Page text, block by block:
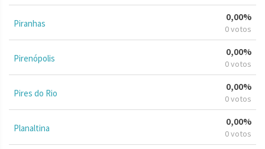
Piranhas
0,00%
0 votos
Pirenópolis
0,00%
0 votos
Pires do Rio
0,00%
0 votos
Planaltina
0,00%
0 votos